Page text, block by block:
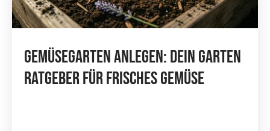
Gemüsegarten Anlegen: Dein Garten
Ratgeber Für Frisches Gemüse